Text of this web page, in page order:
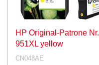
HP Original-Patrone Nr.
951XL yellow
CN048AE